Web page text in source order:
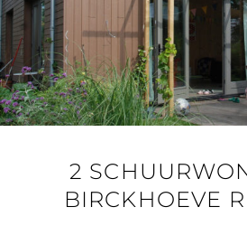
2
BIRCKHOEVE